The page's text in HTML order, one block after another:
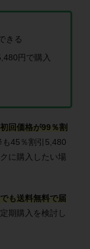
きる
円で購入
回価格が99％割
も45％割引5,480
に購入したい場
も送料無料で届
期購入を検討し